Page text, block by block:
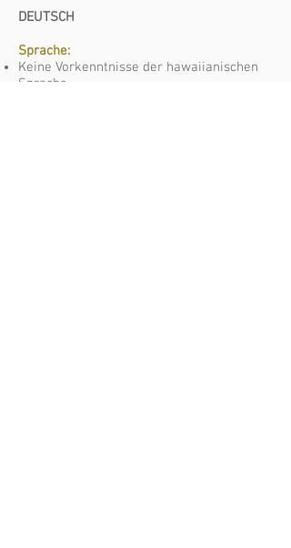
DEUTSCH
Sprache:
Keine Vorkenntnisse der hawaiianischen
Sprache.